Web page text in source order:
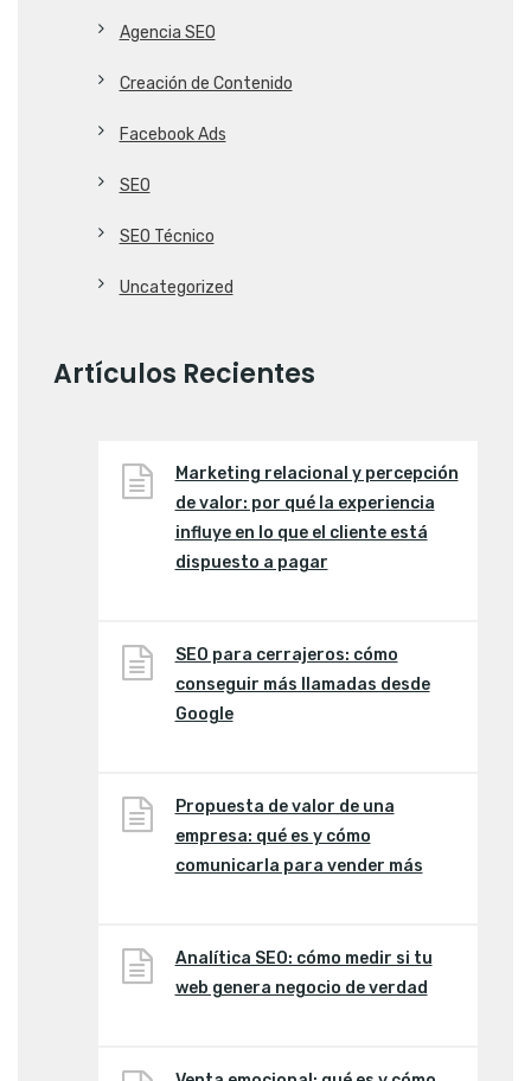
Agencia SEO
Creación de Contenido
Facebook Ads
SEO
SEO Técnico
Uncategorized
Artículos Recientes
Marketing relacional y percepción
de valor: por qué la experiencia
influye en lo que el cliente está
dispuesto a pagar
SEO para cerrajeros: cómo
conseguir más llamadas desde
Google
Propuesta de valor de una
empresa: qué es y cómo
comunicarla para vender más
Analítica SEO: cómo medir si tu
web genera negocio de verdad